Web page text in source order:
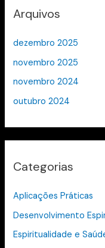
Arquivos
dezembro 2025
novembro 2025
novembro 2024
outubro 2024
Categorias
Aplicações Práticas
Desenvolvimento
Espiritualidade e